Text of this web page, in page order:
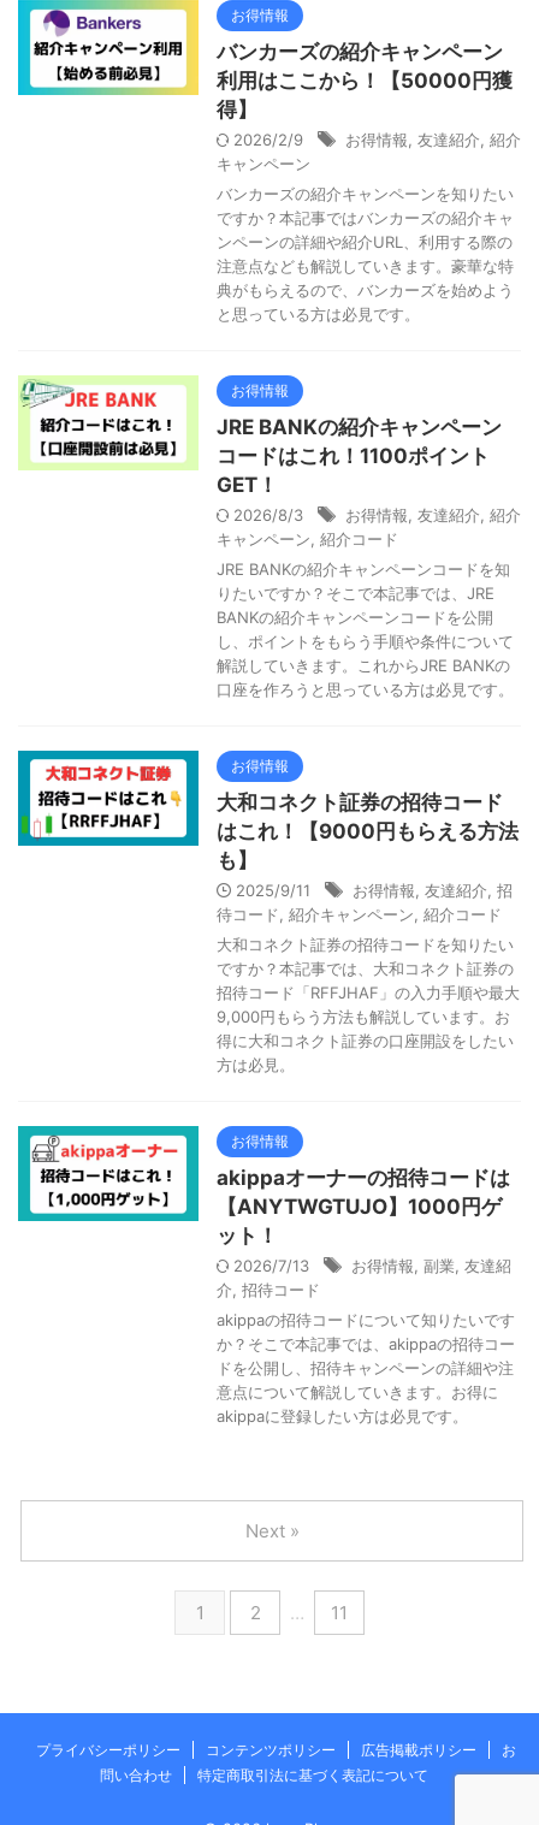
お得情報
バンカーズの紹介キャンペーン
利用はここから！【50000円獲
得】
2026/2/9 お得情報 友達紹介 紹介
キャンペーン
バンカーズの紹介キャンペーンを知りたい
ですか？本記事ではバンカーズの紹介キャ
ンペーンの詳細や紹介URL、利用する際の
注意点なども解説していきます。豪華な特
典がもらえるので、バンカーズを始めよう
と思っている方は必見です。
お得情報
JRE BANKの紹介キャンペーン
コードはこれ！1100ポイント
GET！
2026/8/3 お得情報 友達紹介 紹介
キャンペーン 紹介コード
JRE BANKの紹介キャンペーンコードを知
りたいですか？そこで本記事では、JRE
BANKの紹介キャンペーンコードを公開
し、ポイントをもらう手順や条件について
解説していきます。これからJRE BANKの
口座を作ろうと思っている方は必見です。
お得情報
大和コネクト証券の招待コード
はこれ！【9000円もらえる方法
も】
2025/9/11 お得情報 友達紹介 招
待コード
紹介キャンペーン 紹介コード
大和コネクト証券の招待コードを知りたい
ですか？本記事では、大和コネクト証券の
招待コード「RFFJHAF」の入力手順や最大
9,000円もらう方法も解説しています。お
得に大和コネクト証券の口座開設をしたい
方は必見。
お得情報
akippaオーナーの招待コードは
【ANYTWGTUJO】1000円ゲ
ット！
2026/7/13 お得情報 副業 友達紹
介 招待コード
akippaの招待コードについて知りたいです
か？そこで本記事では、akippaの招待コー
ドを公開し、招待キャンペーンの詳細や注
意点について解説していきます。お得に
akippaに登録したい方は必見です。
1 2 … 11
Next »
プライバシーポリシー コンテンツポリシー 広告掲載ポリシー
お
問い合わせ
特定商取引法に基づく表記について